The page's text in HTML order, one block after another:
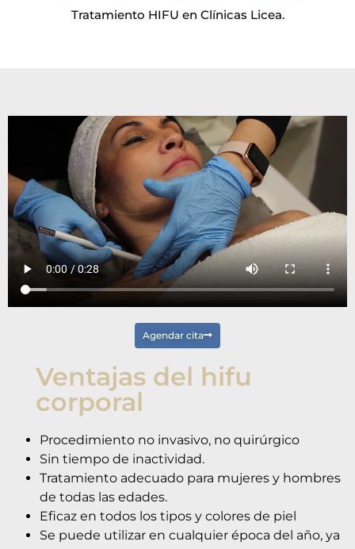
Tratamiento HIFU en Clínicas Licea.
Agendar cita
Ventajas del hifu
corporal
Procedimiento no invasivo, no quirúrgico
Sin tiempo de inactividad.
Tratamiento adecuado para mujeres y hombres
de todas las edades.
Eficaz en todos los tipos y colores de piel
Se puede utilizar en cualquier época del año, ya